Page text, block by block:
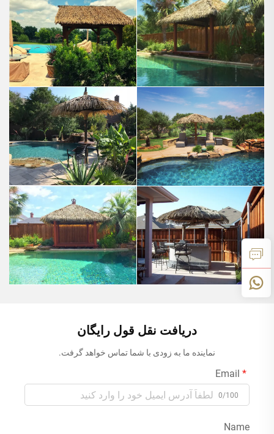
دریافت نقل قول رایگان
نماینده ما به زودی با شما تماس خواهد گرفت.
0/100
Name